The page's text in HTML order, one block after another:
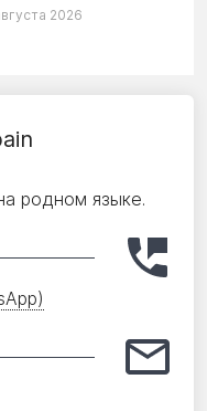
2026
родном языке.